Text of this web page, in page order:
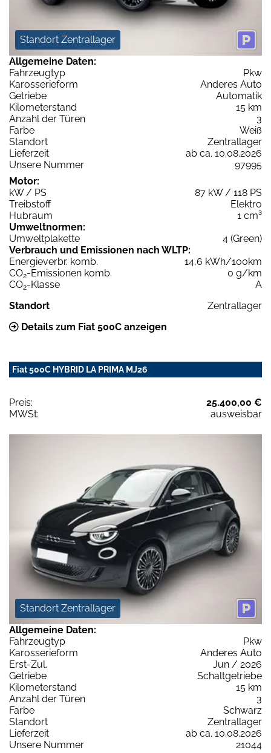
Standort Zentrallager
Allgemeine Daten:
Fahrzeugtyp
Pkw
Karosserieform
Anderes Auto
Getriebe
Automatik
Kilometerstand
15 km
Anzahl der Türen
3
Farbe
Weiß
Standort
Zentrallager
Lieferzeit
ab ca. 10.08.2026
Unsere Nummer
97995
Motor:
kW / PS
87 kW / 118 PS
Treibstoff
Elektro
Hubraum
1 cm³
Umweltnormen:
Umweltplakette
4 (Green)
Verbrauch und Emissionen nach WLTP:
Energieverbr. komb.
14,6 kWh/100km
CO2-Emissionen komb.
0 g/km
CO2-Klasse
A
Standort
Zentrallager
Details zum Fiat 500C anzeigen
Fiat 500C HYBRID LA PRIMA MJ26
Preis:
25.400,00 €
MWSt:
ausweisbar
Standort Zentrallager
Allgemeine Daten:
Fahrzeugtyp
Pkw
Karosserieform
Anderes Auto
Erst-Zul.
Jun / 2026
Getriebe
Schaltgetriebe
Kilometerstand
15 km
Anzahl der Türen
3
Farbe
Schwarz
Standort
Zentrallager
Lieferzeit
ab ca. 10.08.2026
Unsere Nummer
21044